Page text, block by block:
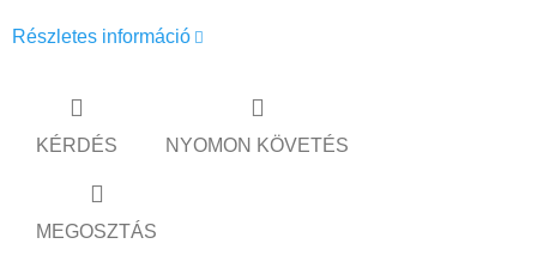
Részletes információ
KÉRDÉS NYOMON KÖVETÉS
MEGOSZTÁS